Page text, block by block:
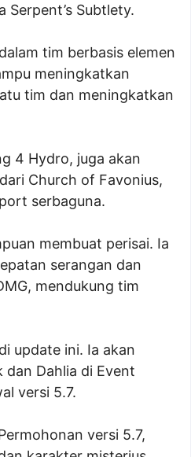
Serpent’s Subtlety.
tim berbasis elemen
meningkatkan
tim dan meningkatkan
4 Hydro, juga akan
Church of Favonius,
serbaguna.
membuat perisai. Ia
serangan dan
mendukung tim
update ini. Ia akan
dan Dahlia di Event
versi 5.7.
versi 5.7,